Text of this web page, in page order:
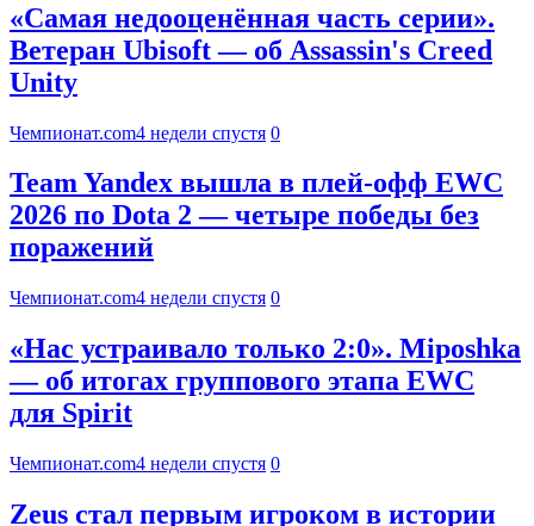
«Самая недооценённая часть серии».
Ветеран Ubisoft — об Assassin's Creed
Unity
Чемпионат.com4 недели спустя 0
Team Yandex вышла в плей-офф EWC
2026 по Dota 2 — четыре победы без
поражений
Чемпионат.com4 недели спустя 0
«Нас устраивало только 2:0». Miposhka
— об итогах группового этапа EWC
для Spirit
Чемпионат.com4 недели спустя 0
Zeus стал первым игроком в истории